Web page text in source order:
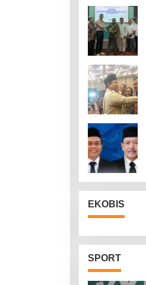
EKOBIS
SPORT